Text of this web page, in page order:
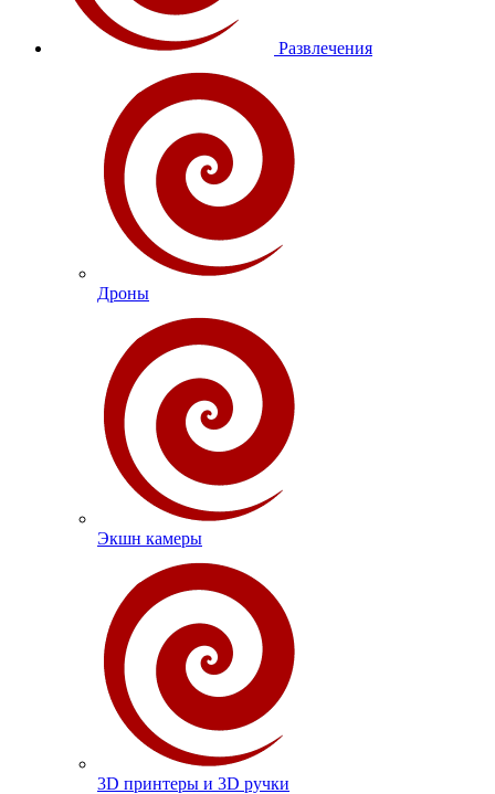
Развлечения
Дроны
Экшн камеры
3D принтеры и 3D ручки